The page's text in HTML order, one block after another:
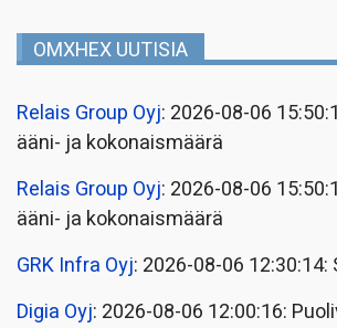
OMXHEX UUTISIA
Relais Group Oyj: 2026-08-06
ääni- ja kokonaismäärä
Relais Group Oyj: 2026-08-06
ääni- ja kokonaismäärä
GRK Infra Oyj: 2026-08-06
Digia Oyj: 2026-08-06 12:00:16: